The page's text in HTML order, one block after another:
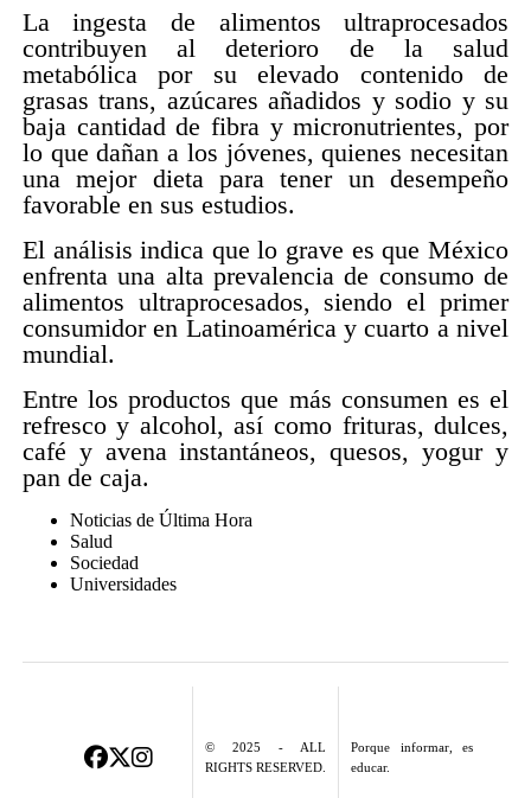
La ingesta de alimentos ultraprocesados
contribuyen al deterioro de la salud
metabólica por su elevado contenido de
grasas trans, azúcares añadidos y sodio y su
baja cantidad de fibra y micronutrientes, por
lo que dañan a los jóvenes, quienes necesitan
una mejor dieta para tener un desempeño
favorable en sus estudios.
El análisis indica que lo grave es que México
enfrenta una alta prevalencia de consumo de
alimentos ultraprocesados, siendo el primer
consumidor en Latinoamérica y cuarto a nivel
mundial.
Entre los productos que más consumen es el
refresco y alcohol, así como frituras, dulces,
café y avena instantáneos, quesos, yogur y
pan de caja.
Noticias de Última Hora
Salud
Sociedad
Universidades
© 2025 - ALL
RIGHTS RESERVED.
Porque informar, es
educar.